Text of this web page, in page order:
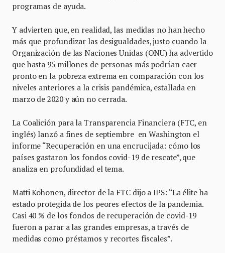
programas de ayuda.
Y advierten que, en realidad, las medidas no han hecho
más que profundizar las desigualdades, justo cuando la
Organización de las Naciones Unidas (ONU) ha advertido
que hasta 95 millones de personas más podrían caer
pronto en la pobreza extrema en comparación con los
niveles anteriores a la crisis pandémica, estallada en
marzo de 2020 y aún no cerrada.
La Coalición para la Transparencia Financiera (FTC, en
inglés) lanzó a fines de septiembre en Washington el
informe “Recuperación en una encrucijada: cómo los
países gastaron los fondos covid-19 de rescate”, que
analiza en profundidad el tema.
Matti Kohonen, director de la FTC dijo a IPS: “La élite ha
estado protegida de los peores efectos de la pandemia.
Casi 40 % de los fondos de recuperación de covid-19
fueron a parar a las grandes empresas, a través de
medidas como préstamos y recortes fiscales”.